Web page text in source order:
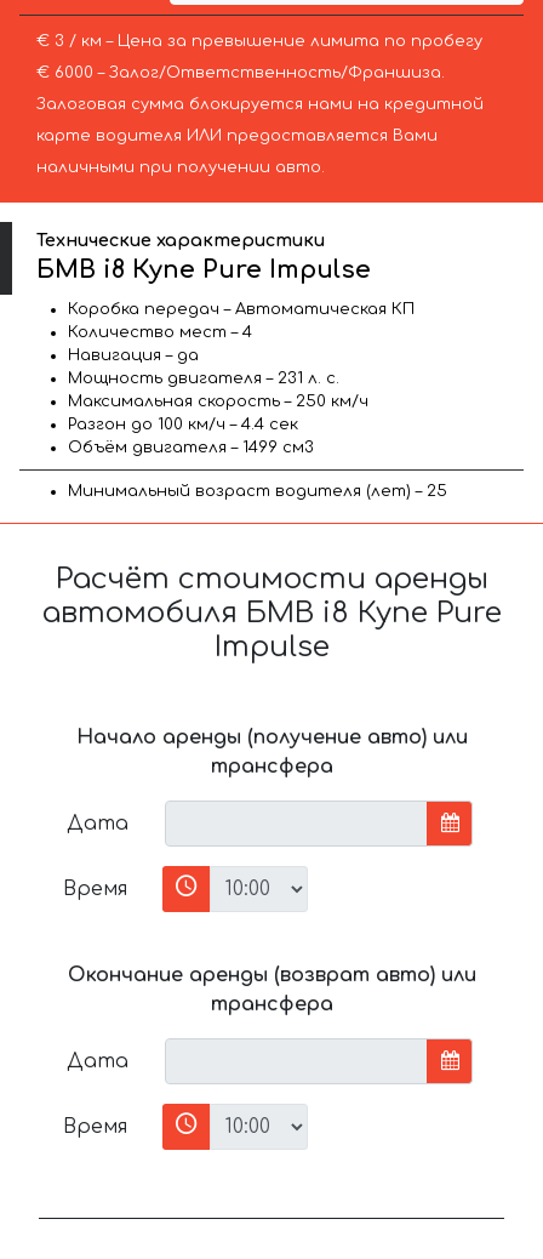
€ 3 / км – Цена за превышение лимита по пробегу
€ 6000 – Залог/Ответственность/Франшиза.
Залоговая сумма блокируется нами на кредитной
карте водителя ИЛИ предоставляется Вами
наличными при получении авто.
Технические характеристики
БМВ i8 Купе Pure Impulse
Коробка передач – Автоматическая КП
Количество мест – 4
Навигация – да
Мощность двигателя – 231 л. с.
Максимальная скорость – 250 км/ч
Разгон до 100 км/ч – 4.4 сек
Объём двигателя – 1499 см3
Минимальный возраст водителя (лет) – 25
Расчёт стоимости аренды
автомобиля БМВ i8 Купе Pure
Impulse
Начало аренды (получение авто) или
трансфера
Дата
Время
Окончание аренды (возврат авто) или
трансфера
Дата
Время